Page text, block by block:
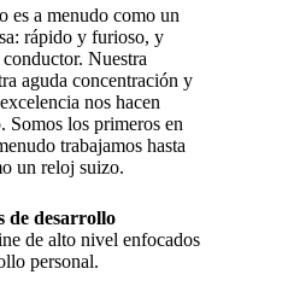
es a menudo como un
rápido y furioso, y
Nuestra
aguda concentración y
nos hacen
Somos los primeros en
trabajamos hasta
un reloj suizo.
de desarrollo
de alto nivel enfocados
personal.